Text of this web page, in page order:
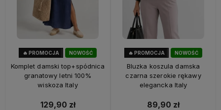
NOWOŚĆ
🔥 PROMOCJA
Komplet damski top+spódnica
granatowy letni 100%
wiskoza Italy
129,90 zł
NOWOŚĆ
🔥 PROMOCJA
Bluzka koszula damska
czarna szerokie rękawy
elegancka Italy
89,90 zł